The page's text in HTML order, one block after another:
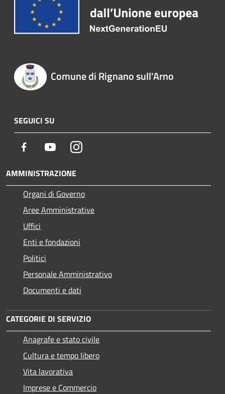
Comune di Rignano sull'Arno
SEGUICI SU
Facebook YoutubeInstagram
AMMINISTRAZIONE
Organi di Governo
Aree Amministrative
Uffici
Enti e fondazioni
Politici
Personale Amministrativo
Documenti e dati
CATEGORIE DI SERVIZIO
Anagrafe e stato civile
Cultura e tempo libero
Vita lavorativa
Imprese e Commercio